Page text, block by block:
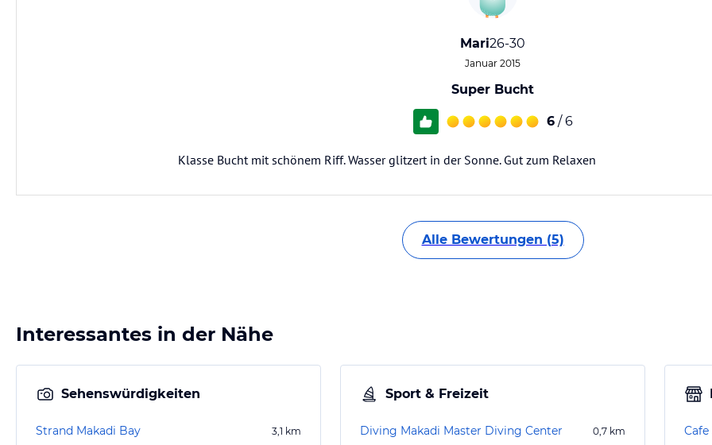
Mari26-30
Januar 2015
Super Bucht
6 / 6
Klasse Bucht mit schönem Riff. Wasser glitzert in der Sonne. Gut zum Relaxen
Alle Bewertungen (5)
Interessantes in der Nähe
Sehenswürdigkeiten
Strand Makadi Bay 3,1 km
Sport & Freizeit
Diving Makadi Master Diving Center 0,7 km Cafe